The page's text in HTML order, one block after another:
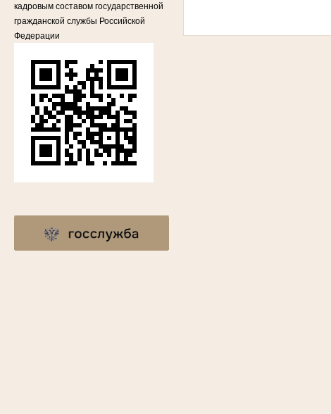
кадровым составом государственной
гражданской службы Российской
Федерации